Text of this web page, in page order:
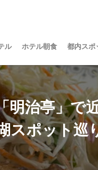
ル ホテル朝食 都内スポ
明治亭」で
スポット巡